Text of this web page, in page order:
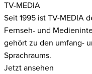
TV-MEDIA
Seit 1995 ist TV-MEDIA
Fernseh- und
gehört zu den umfang-
Sprachraums.
Jetzt ansehen